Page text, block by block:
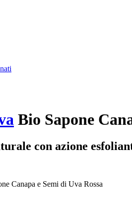
Bio Sapone
con azione
Canapa e Semi di Uva Rossa